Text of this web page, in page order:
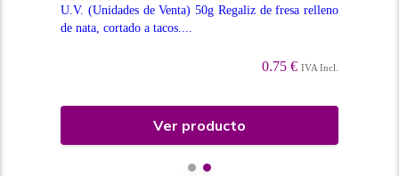
U.V. (Unidades de Venta) 50g Regaliz de fresa relleno
de nata, cortado a tacos....
0.75 € IVA Incl.
Ver producto